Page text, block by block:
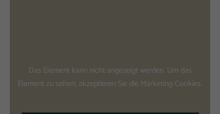
Das Element kann nicht angezeigt werden. Um das
Element zu sehen, akzeptieren Sie die Marketing-Cookies.